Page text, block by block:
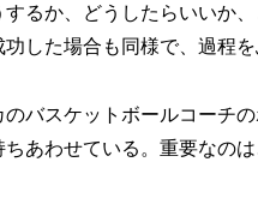
するか、どうしたらいいか
功した場合も同様で、過程
のバスケットボールコーチ
ちあわせている。重要なの